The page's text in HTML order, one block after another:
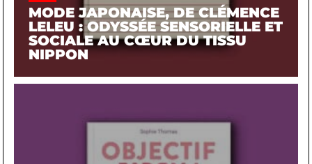
MODE JAPONAISE, DE CLÉMENCE
LELEU : ODYSSÉE SENSORIELLE ET
SOCIALE AU CŒUR DU TISSU
NIPPON